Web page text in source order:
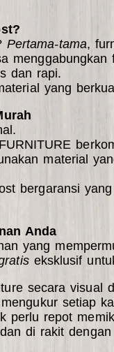
Pertama-tama,
dan rapi.
yang
material
bergaransi
Anda
yang
eksklusif
secara visual
setiap
perlu repot
di rakit